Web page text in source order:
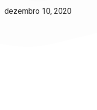
dezembro 10, 2020